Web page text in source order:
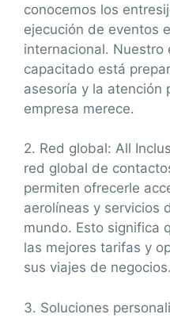
conocemos los
ejecución de eventos
internacional. Nuestro
capacitado está
asesoría y la atención
empresa merece.
2. Red global: All
red global de
permiten ofrecerle
aerolíneas y servicios
mundo. Esto significa
las mejores tarifas y
sus viajes de negocios.
3. Soluciones